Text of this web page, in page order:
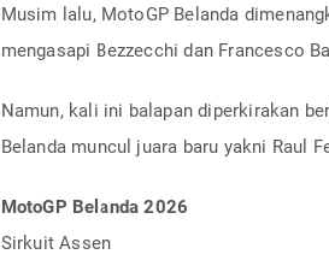
Musim lalu, MotoGP Belanda
mengasapi Bezzecchi dan Francesco
Namun, kali ini balapan diperkirakan
Belanda muncul juara baru yakni Raul
MotoGP Belanda 2026
Sirkuit Assen